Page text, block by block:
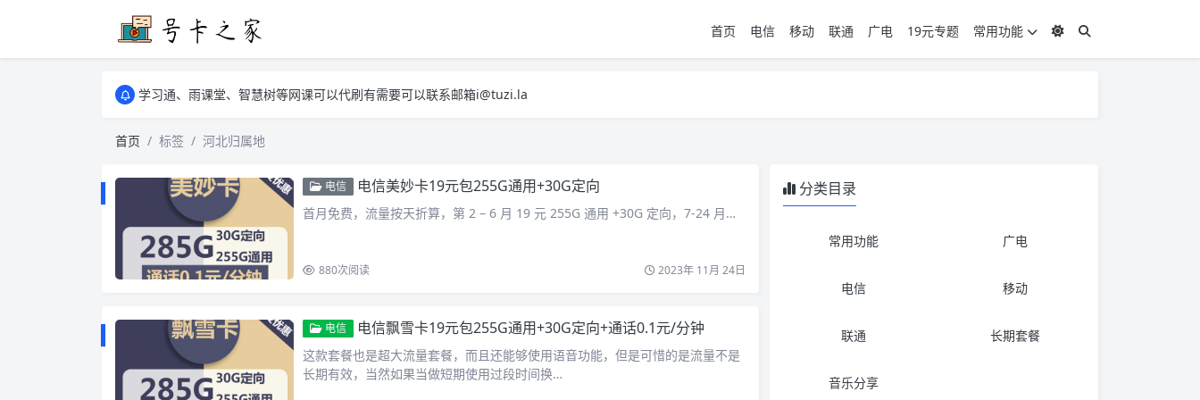
首页 电信 移动 联通 广电 19元专题
常用功能
学习通、雨课堂、智慧树等网课可以代刷有需要可以联系邮箱i@tuzi.la
学习通、雨课堂、智慧树等网课可以代刷有需要可以联系邮箱i@tuzi.la
首页
标签 河北归属地
电信 电信美妙卡19元包255G通用+30G定向
首月免费，流量按天折算，第 2 – 6 月 19 元 255G 通用 +30G 定向，7-24 月…
880次阅读 2023年 11月 24日
电信 电信飘雪卡19元包255G通用+30G定向+通话0.1元/分钟
这款套餐也是超大流量套餐，而且还能够使用语音功能，但是可惜的是流量不是
长期有效，当然如果当做短期使用过段时间换…
分类目录
常用功能 广电
电信 移动
联通 长期套餐
音乐分享